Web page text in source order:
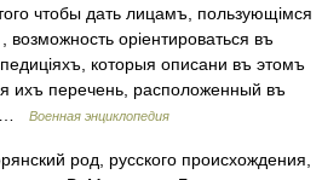
чтобы дать лицамъ, пользующімся
оріентироваться въ
которыя описани въ этомъ
ихъ перечень, расположенный въ
…
Военная энциклопедия
род, русского происхождения,